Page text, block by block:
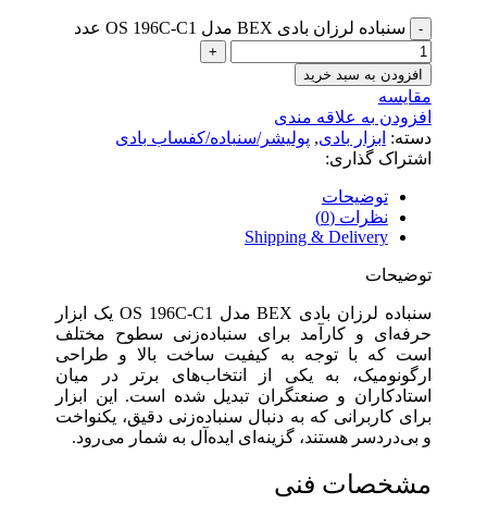
سنباده لرزان بادی BEX مدل OS 196C-C1 عدد
افزودن به سبد خرید
مقایسه
افزودن به علاقه مندی
دسته: ابزار بادی, پولیشر/سنباده/کفساب بادی
اشتراک گذاری:
توضیحات
نظرات (0)
Shipping & Delivery
توضیحات
سنباده لرزان بادی BEX مدل OS 196C-C1 یک ابزار
حرفه‌ای و کارآمد برای سنباده‌زنی سطوح مختلف
است که با توجه به کیفیت ساخت بالا و طراحی
ارگونومیک، به یکی از انتخاب‌های برتر در میان
استادکاران و صنعتگران تبدیل شده است. این ابزار
برای کاربرانی که به دنبال سنباده‌زنی دقیق، یکنواخت
و بی‌دردسر هستند، گزینه‌ای ایده‌آل به شمار می‌رود.
مشخصات فنی